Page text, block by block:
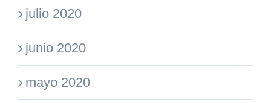
julio 2020
junio 2020
mayo 2020